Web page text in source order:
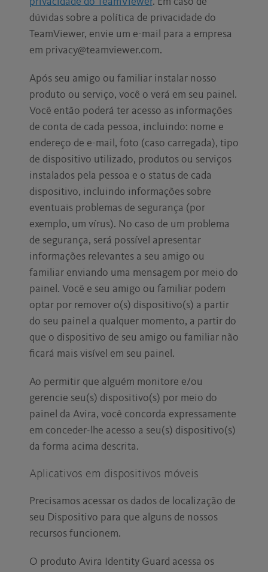
dúvidas sobre a política de privacidade do
TeamViewer, envie um e-mail para a empresa
em privacy@teamviewer.com.
Após seu amigo ou familiar instalar nosso
produto ou serviço, você o verá em seu painel.
Você então poderá ter acesso as informações
de conta de cada pessoa, incluindo: nome e
endereço de e-mail, foto (caso carregada), tipo
de dispositivo utilizado, produtos ou serviços
instalados pela pessoa e o status de cada
dispositivo, incluindo informações sobre
eventuais problemas de segurança (por
exemplo, um vírus). No caso de um problema
de segurança, será possível apresentar
informações relevantes a seu amigo ou
familiar enviando uma mensagem por meio do
painel. Você e seu amigo ou familiar podem
optar por remover o(s) dispositivo(s) a partir
do seu painel a qualquer momento, a partir do
que o dispositivo de seu amigo ou familiar não
ficará mais visível em seu painel.
Ao permitir que alguém monitore e/ou
gerencie seu(s) dispositivo(s) por meio do
painel da Avira, você concorda expressamente
em conceder-lhe acesso a seu(s) dispositivo(s)
da forma acima descrita.
Aplicativos em dispositivos móveis
Precisamos acessar os dados de localização de
seu Dispositivo para que alguns de nossos
recursos funcionem.
O produto Avira Identity Guard acessa os